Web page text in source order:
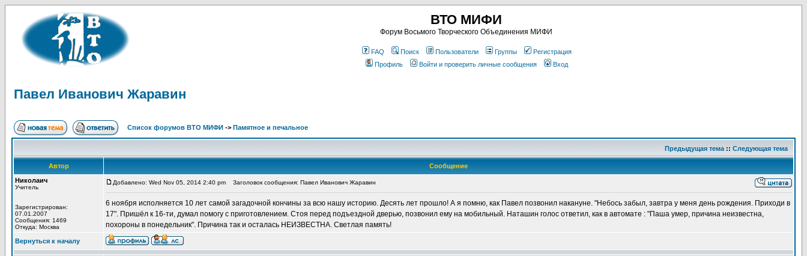
ВТО МИФИ
Форум Восьмого Творческого Объединения МИФИ
FAQ Поиск Пользователи Группы
Регистрация
Профиль
Войти и проверить личные сообщения Вход
Павел Иванович Жаравин
Список форумов ВТО МИФИ -> Памятное и печальное
Предыдущая тема :: Следующая тема
Автор
Сообщение
Николаич
Учитель
Зарегистрирован:
07.01.2007
Сообщения: 1469
Откуда: Москва
Добавлено: Wed Nov 05, 2014 2:40 pm Заголовок сообщения: Павел Иванович Жаравин
6 ноября исполняется 10 лет самой загадочной кончины за всю нашу историю. Десять лет прошло! А я помню, как Павел позвонил накануне. "Небось забыл, завтра у меня день рождения. Приходи в
17". Пришёл к 16-ти, думал помогу с приготовлением. Стоя перед подъездной дверью, позвонил ему на мобильный. Наташин голос ответил, как в автомате : "Паша умер, причина неизвестна,
похороны в понедельник". Причина так и осталась НЕИЗВЕСТНА. Светлая память!
Вернуться к началу